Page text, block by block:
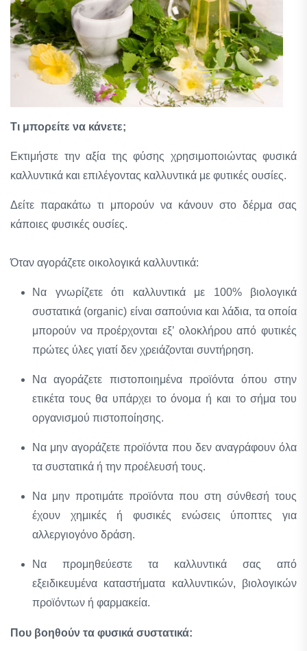
Τι μπορείτε να κάνετε;
Εκτιμήστε την αξία της φύσης χρησιμοποιώντας φυσικά
καλλυντικά και επιλέγοντας καλλυντικά με φυτικές ουσίες.
Δείτε παρακάτω τι μπορούν να κάνουν στο δέρμα σας
κάποιες φυσικές ουσίες.
Όταν αγοράζετε οικολογικά καλλυντικά:
Να γνωρίζετε ότι καλλυντικά με 100% βιολογικά
συστατικά (organic) είναι σαπούνια και λάδια, τα οποία
μπορούν να προέρχονται εξ’ ολοκλήρου από φυτικές
πρώτες ύλες γιατί δεν χρειάζονται συντήρηση.
Να αγοράζετε πιστοποιημένα προϊόντα όπου στην
ετικέτα τους θα υπάρχει το όνομα ή και το σήμα του
οργανισμού πιστοποίησης.
Να μην αγοράζετε προϊόντα που δεν αναγράφουν όλα
τα συστατικά ή την προέλευσή τους.
Να μην προτιμάτε προϊόντα που στη σύνθεσή τους
έχουν χημικές ή φυσικές ενώσεις ύποπτες για
αλλεργιογόνο δράση.
Να προμηθεύεστε τα καλλυντικά σας από
εξειδικευμένα καταστήματα καλλυντικών, βιολογικών
προϊόντων ή φαρμακεία.
Που βοηθούν τα φυσικά συστατικά: